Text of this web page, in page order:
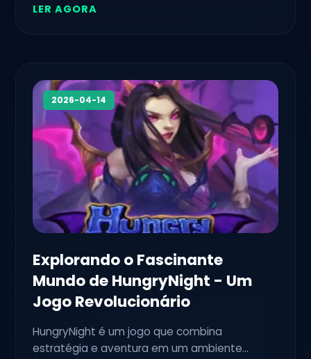
LER AGORA
2026-04-14
Explorando o Fascinante
Mundo de HungryNight - Um
Jogo Revolucionário
HungryNight é um jogo que combina
estratégia e aventura em um ambiente